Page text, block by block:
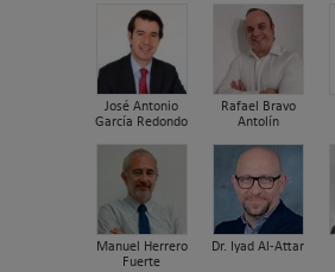
José Antonio
García Redondo
Rafael Bravo
Antolín
Manuel Herrero
Fuerte
Dr. Iyad Al-Attar